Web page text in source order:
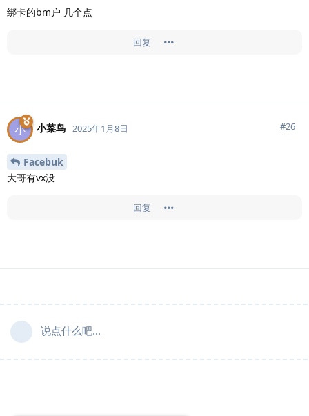
绑卡的bm户 几个点
回复
小 小菜鸟 2025年1月8日 #26
Facebuk
大哥有vx没
回复
说点什么吧...